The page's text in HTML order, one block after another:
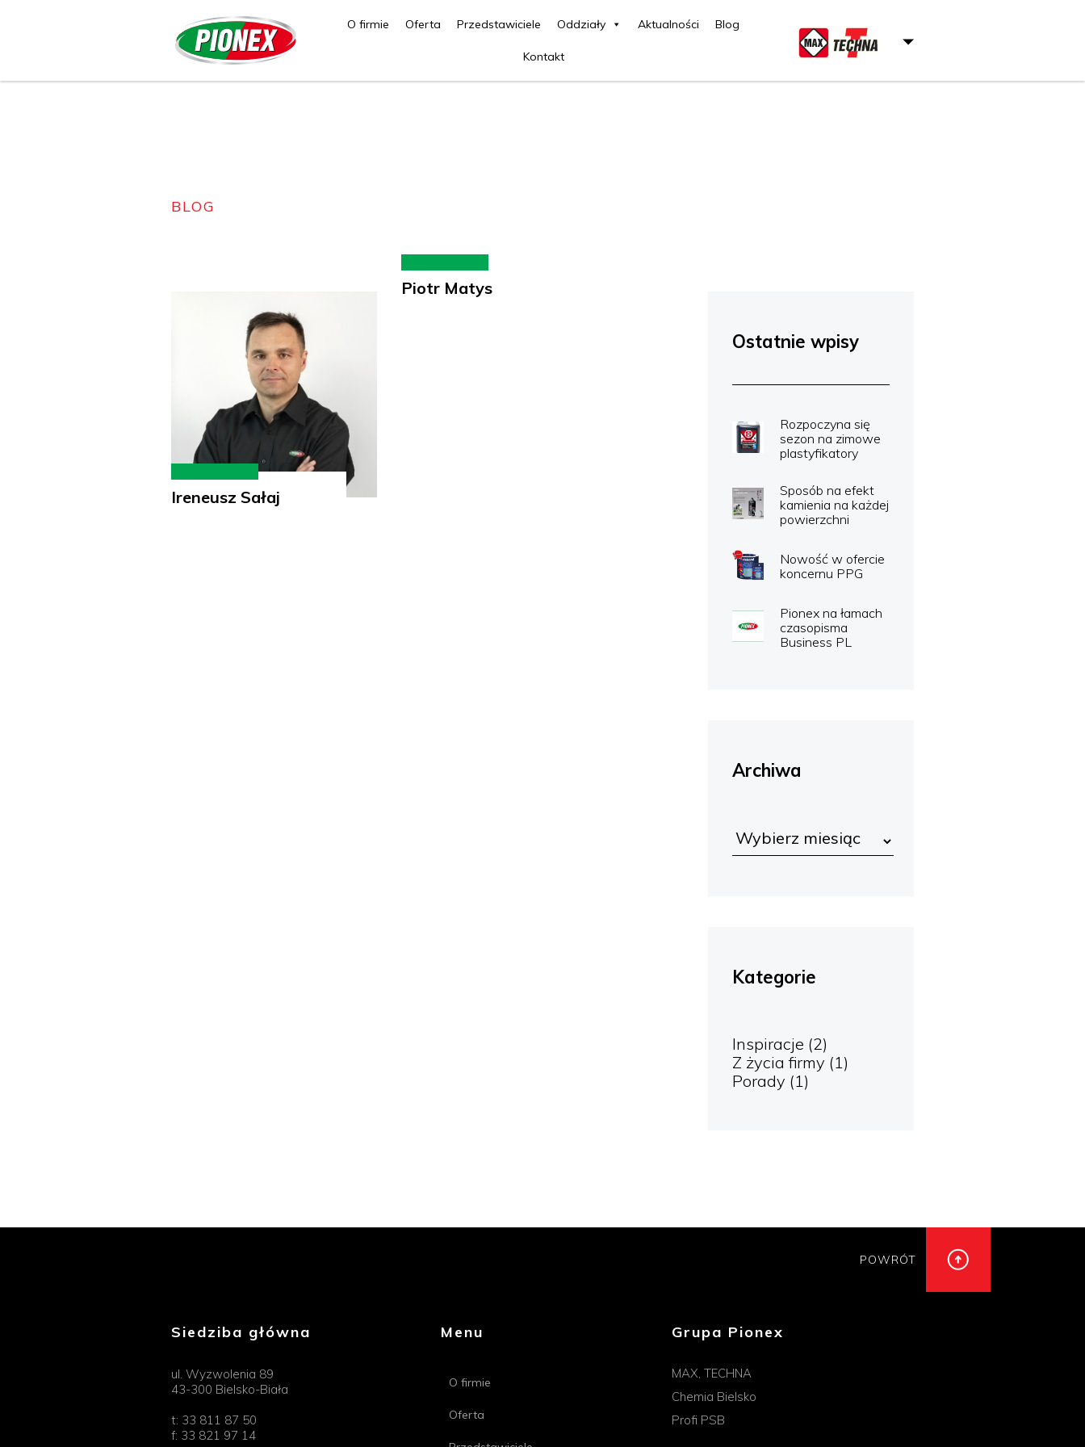
O firmie Oferta Przedstawiciele Oddziały Aktualności Blog
Kontakt
BLOG
Ireneusz Sałaj
Piotr Matys
Ostatnie wpisy
Rozpoczyna się
sezon na zimowe
plastyfikatory
Sposób na efekt
kamienia na każdej
powierzchni
Nowość w ofercie
koncernu PPG
Pionex na łamach
czasopisma
Business PL
Archiwa
Kategorie
Inspiracje (2)
Z życia firmy (1)
Porady (1)
POWRÓT
Siedziba główna
ul. Wyzwolenia 89
43-300 Bielsko-Biała
t: 33 811 87 50
f: 33 821 97 14
Menu
O firmie
Oferta
Grupa Pionex
MAX, TECHNA
Chemia Bielsko
Profi PSB